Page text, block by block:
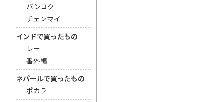
バンコク
チェンマイ
インドで買ったもの
レー
番外編
ネパールで買ったもの
ポカラ